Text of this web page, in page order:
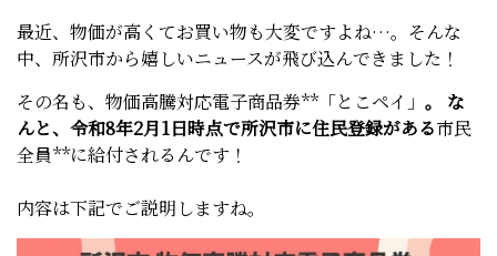
最近、物価が高くてお買い物も大変ですよね…。そんな
中、所沢市から嬉しいニュースが飛び込んできました！
その名も、物価高騰対応電子商品券**「とこペイ」 。 な
んと、令和8年2月1日時点で所沢市に住民登録がある市民
全員**に給付されるんです！
内容は下記でご説明しますね。